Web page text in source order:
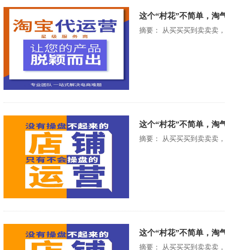
这个“村花”不简单，淘
摘要： 从买买买到卖卖卖
这个“村花”不简单，淘
摘要： 从买买买到卖卖卖
这个“村花”不简单，淘
摘要： 从买买买到卖卖卖